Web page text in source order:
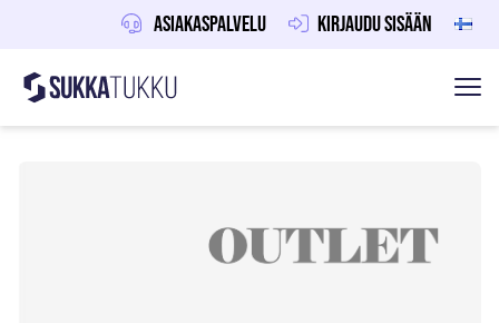
Asiakaspalvelu Kirjaudu sisään
Hoppa till innehåll
Sukkatukku